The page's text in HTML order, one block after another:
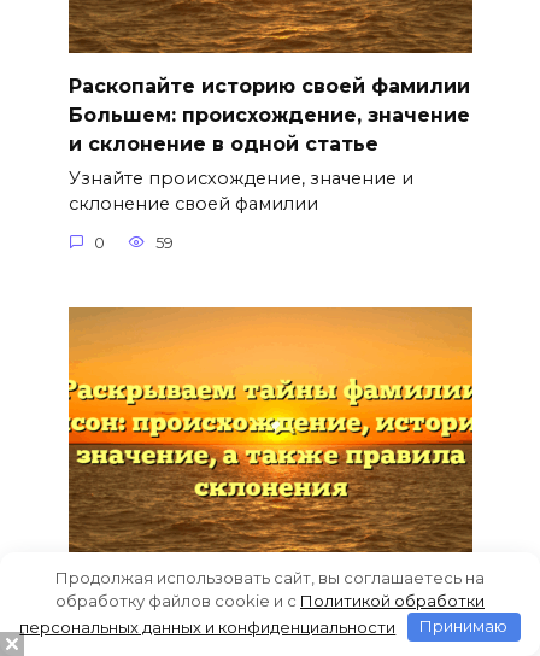
Раскопайте историю своей фамилии
Большем: происхождение, значение
и склонение в одной статье
Узнайте происхождение, значение и
склонение своей фамилии
0 59
Раскрываем тайны фамилии Бенсон:
происхождение, история и
Продолжая использовать сайт, вы соглашаетесь на
обработку файлов cookie и c Политикой обработки
персональных данных и конфиденциальности
Принимаю